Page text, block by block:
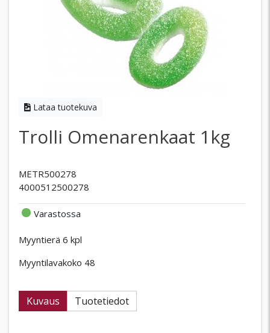
Lataa tuotekuva
Trolli Omenarenkaat 1kg
METR500278
4000512500278
Varastossa
Myyntierä 6 kpl
Myyntilavakoko 48
Kuvaus Tuotetiedot